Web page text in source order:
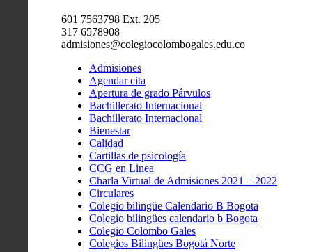
601 7563798 Ext. 205
317 6578908
admisiones@colegiocolombogales.edu.co
Admisiones
Agendar cita
Apertura de grado Párvulos
Bachillerato Internacional
Bachillerato Internacional
Bienestar
Calidad
Cartillas de psicología
CCG en Linea
Charla Virtual de Admisiones 2021 – 2022
Circulares
Colegio bilingüe Calendario B Bogota
Colegio bilingües calendario b Bogota
Colegio Colombo Gales
Colegios Bilingües Bogotá Norte